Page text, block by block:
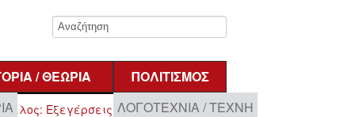
/ ΘΕΩΡΊΑ
ΠΟΛΙΤΙΣΜΌΣ
ΛΟΓΟΤΕΧΝΊΑ / ΤΈΧΝΗ